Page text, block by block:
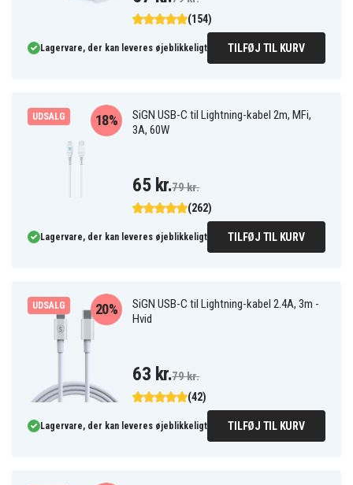
(154)
Lagervare, der kan leveres øjeblikkeligt TILFØJ TIL KURV
UDSALG
SiGN USB-C til Lightning-kabel 2m, MFi,
3A, 60W
(262)
18%
65 kr.79 kr.
Lagervare, der kan leveres øjeblikkeligt TILFØJ TIL KURV
UDSALG
SiGN USB-C til Lightning-kabel 2.4A, 3m -
Hvid
(42)
20%
63 kr.79 kr.
Lagervare, der kan leveres øjeblikkeligt TILFØJ TIL KURV